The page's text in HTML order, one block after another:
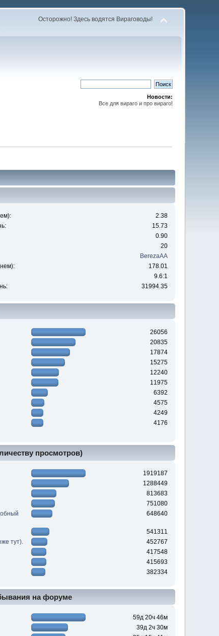
Осторожно! Здесь водятся Вираговоды!
Новости:
Все для вираго и про вираго!
2.38
15.73
0.90
20
BerezaAA
178.01
9.6:1
31994.35
26056
20835
17874
15275
12240
11975
6392
4575
4249
4176
просмотров)
1919187
1288449
813683
751080
648640
541311
тут).
452767
417548
415693
382334
на форуме
59д 20ч 46м
39д 2ч 30м